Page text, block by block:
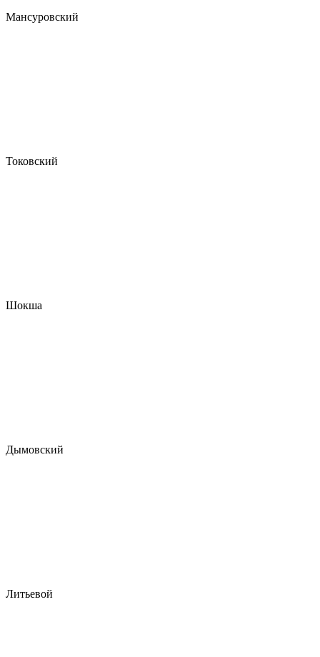
Мансуровский
Токовский
Шокша
Дымовский
Литьевой